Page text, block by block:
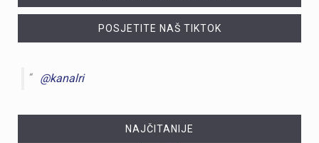
POSJETITE NAŠ TIKTOK
@kanalri
NAJČITANIJE